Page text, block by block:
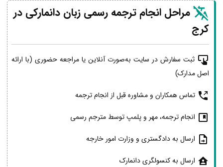
مراحل انجام ترجمه رسمی زبان دانمارکی در
کرج
ثبت سفارش در سایت به‌صورت آنلاین یا مراجعه حضوری (با ارائه
اصل مدارک)
تماس همکاران و مشاوره قبل از انجام ترجمه
انجام ترجمه، مهر و پلمپ توسط مترجم رسمی
ارسال به دادگستری و وزارت امور خارجه
ارسال به کنسولگری دانمارک